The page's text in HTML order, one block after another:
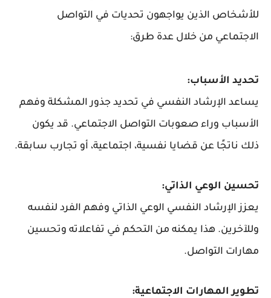
للأشخاص الذين يواجهون تحديات في التواصل
الاجتماعي من خلال عدة طرق:
تحديد الأسباب:
يساعد الإرشاد النفسي في تحديد جذور المشكلة وفهم
الأسباب وراء صعوبات التواصل الاجتماعي. قد يكون
ذلك ناتجًا عن قضايا نفسية، اجتماعية، أو تجارب سابقة.
تحسين الوعي الذاتي:
يعزز الإرشاد النفسي الوعي الذاتي وفهم الفرد لنفسه
وللآخرين. هذا يمكنه من التحكم في تفاعلاته وتحسين
مهارات التواصل.
تطوير المهارات الاجتماعية: